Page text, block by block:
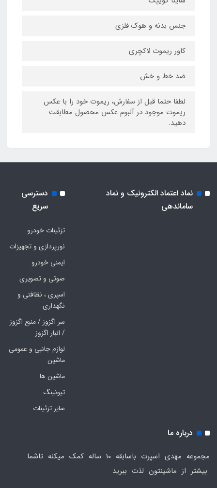
جنس بدنه و هوک فلزی
کاور ریموت لاکچری
ضد خط و خش
لطفا حتما قبل از سفارش، ریموت خود را با عکس
ریموت موجود در آلبوم عکس محصول مطابقت
دهید.
نماد اعتماد الکترونیک و نماد
ساماندهی
دسترسی
سریع
تزئینات خودرو
نورپردازی و تجهیزات
ایمنی خودرو
صوتی و تصویری
اسپری ، نظافتی و
نگهداری
سر اگزوز / منبع اگزوز
/ انبار اگزوز
لوازم جانبی و عمومی
ماشین
ماشین ها
تیونینگ
سایر تزئینات
درباره ما
مجموعه مهدی اسپرت باسابقه 10 ساله کمک میکنه تاشما
بیشتر از ماشینتون لذت ببرید